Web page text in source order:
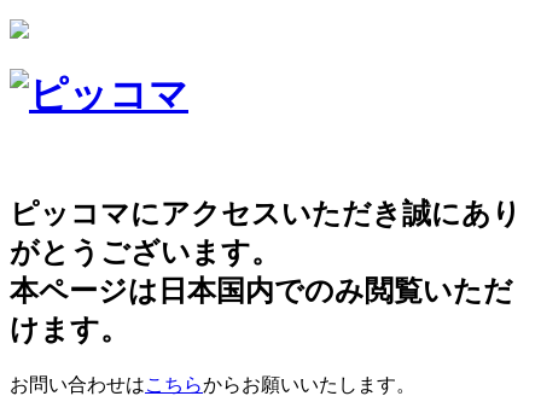
ピッコマにアクセスいただき誠にあり
がとうございます。
本ページは日本国内でのみ閲覧いただ
けます。
お問い合わせはこちらからお願いいたします。